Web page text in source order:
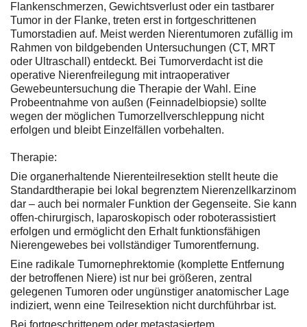
Flankenschmerzen, Gewichtsverlust oder ein tastbarer
Tumor in der Flanke, treten erst in fortgeschrittenen
Tumorstadien auf. Meist werden Nierentumoren zufällig im
Rahmen von bildgebenden Untersuchungen (CT, MRT
oder Ultraschall) entdeckt. Bei Tumorverdacht ist die
operative Nierenfreilegung mit intraoperativer
Gewebeuntersuchung die Therapie der Wahl. Eine
Probeentnahme von außen (Feinnadelbiopsie) sollte
wegen der möglichen Tumorzellverschleppung nicht
erfolgen und bleibt Einzelfällen vorbehalten.
Therapie:
Die organerhaltende Nierenteilresektion stellt heute die
Standardtherapie bei lokal begrenztem Nierenzellkarzinom
dar – auch bei normaler Funktion der Gegenseite. Sie kann
offen-chirurgisch, laparoskopisch oder roboterassistiert
erfolgen und ermöglicht den Erhalt funktionsfähigen
Nierengewebes bei vollständiger Tumorentfernung.
Eine radikale Tumornephrektomie (komplette Entfernung
der betroffenen Niere) ist nur bei größeren, zentral
gelegenen Tumoren oder ungünstiger anatomischer Lage
indiziert, wenn eine Teilresektion nicht durchführbar ist.
Bei fortgeschrittenem oder metastasiertem